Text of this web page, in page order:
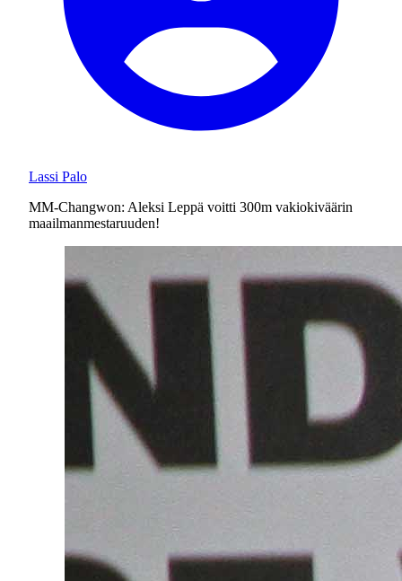
Lassi Palo
MM-Changwon: Aleksi Leppä voitti 300m vakiokiväärin
maailmanmestaruuden!